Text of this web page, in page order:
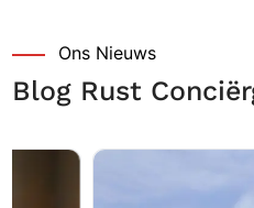
Ons Nieuws
Blog Rust